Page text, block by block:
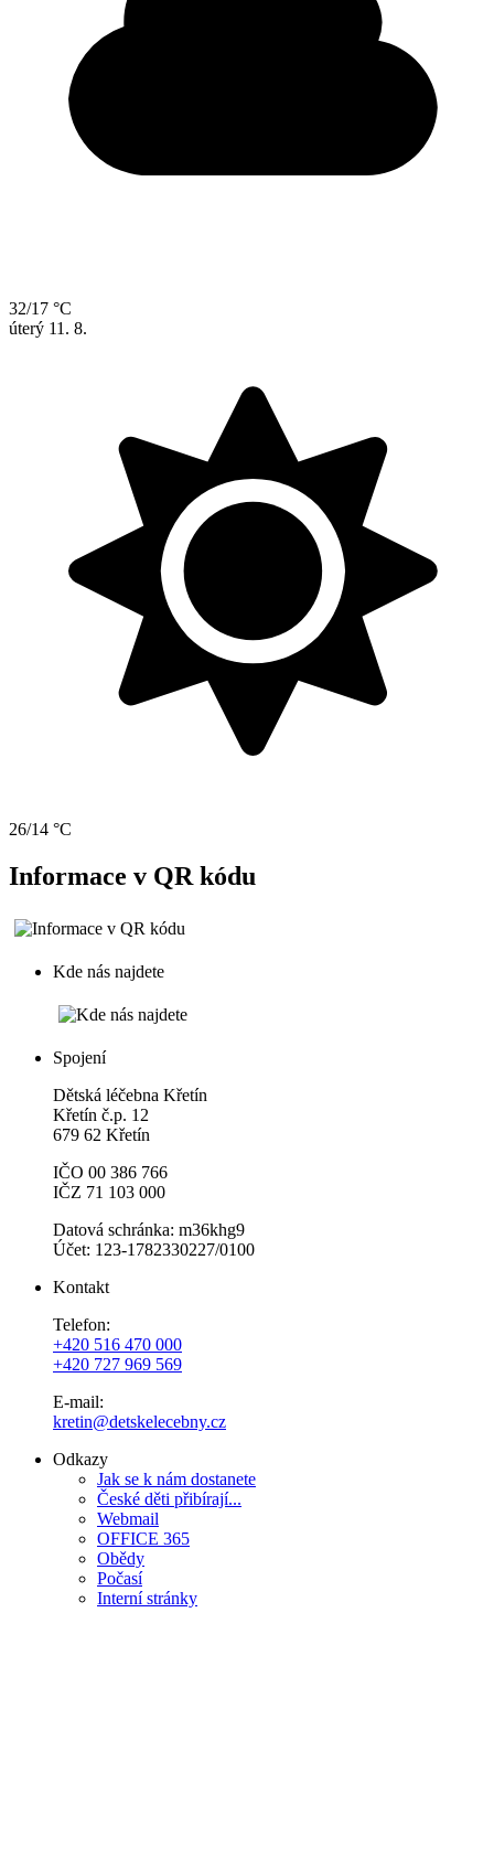
32/17 °C
úterý 11. 8.
26/14 °C
Informace v QR kódu
Kde nás najdete
Spojení
Dětská léčebna Křetín
Křetín č.p. 12
679 62 Křetín
IČO 00 386 766
IČZ 71 103 000
Datová schránka: m36khg9
Účet: 123-1782330227/0100
Kontakt
Telefon:
+420 516 470 000
+420 727 969 569
E-mail:
kretin@detskelecebny.cz
Odkazy
Jak se k nám dostanete
České děti přibírají...
Webmail
OFFICE 365
Obědy
Počasí
Interní stránky